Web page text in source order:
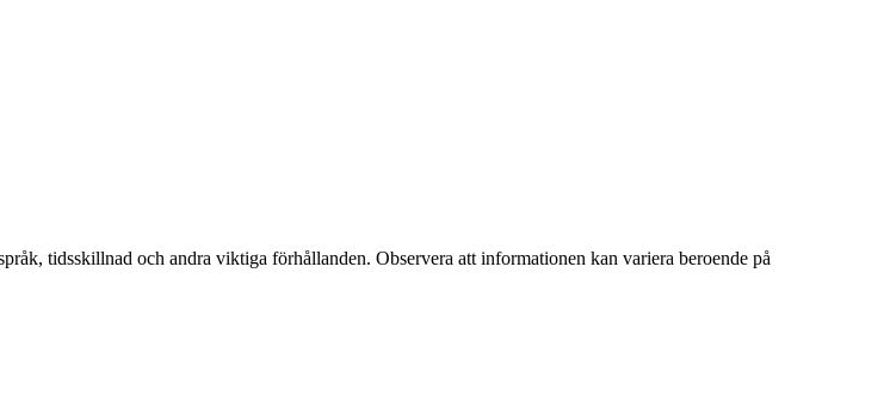
tidsskillnad och andra viktiga förhållanden. Observera att informationen kan variera beroende på